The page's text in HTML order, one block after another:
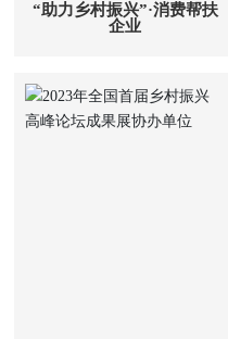
“助力乡村振兴”·消费帮扶
企业